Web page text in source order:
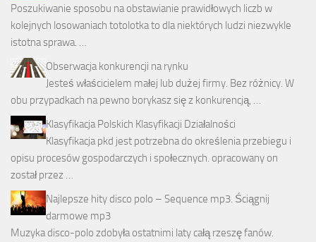
Poszukiwanie sposobu na obstawianie prawidłowych liczb w
kolejnych losowaniach totolotka to dla niektórych ludzi niezwykle
istotna sprawa. …
Obserwacja konkurencji na rynku
Jesteś właścicielem małej lub dużej firmy. Bez różnicy. W
obu przypadkach na pewno borykasz się z konkurencją, …
Klasyfikacja Polskich Klasyfikacji Działalności
Klasyfikacja pkd jest potrzebna do określenia przebiegu i
opisu procesów gospodarczych i społecznych. opracowany on
został przez …
Najlepsze hity disco polo – Sequence mp3. Ściągnij
darmowe mp3
Muzyka disco-polo zdobyła ostatnimi laty całą rzeszę fanów.